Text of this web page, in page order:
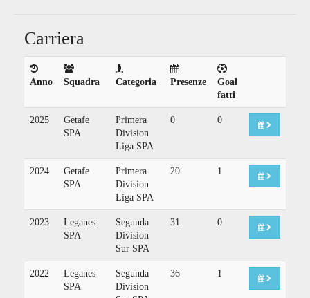
Carriera
Anno Squadra Categoria Presenze
Goal
fatti
2025
Getafe
SPA
Primera
Division
Liga SPA
0 0
2024
Getafe
SPA
Primera
Division
Liga SPA
20 1
2023
Leganes
SPA
Segunda
Division
Sur SPA
31 0
2022
Leganes
SPA
Segunda
Division
36 1